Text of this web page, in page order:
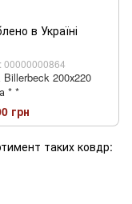
00000000864
200х220
* *
грн
таких ковдр: